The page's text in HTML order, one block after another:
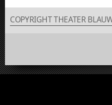
COPYRIGHT THEATER